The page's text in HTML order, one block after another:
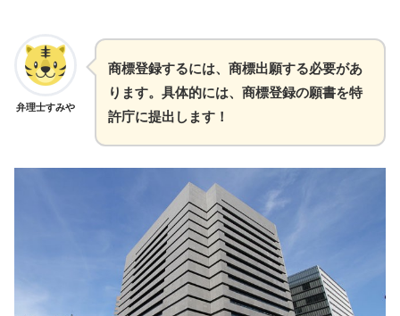
弁理士すみや
商標登録するには、商標出願する必要があ
ります。具体的には、商標登録の願書を特
許庁に提出します！